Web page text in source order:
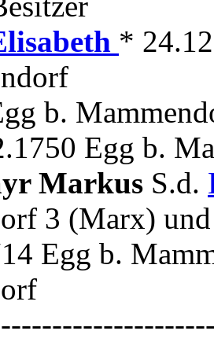
*
b.
Egg b.
Markus S.d.
3 (Marx)
Egg b.